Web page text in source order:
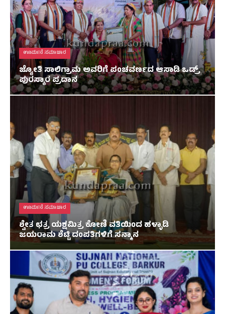
ಊರ್ಮನೆ ಸಮಾಚಾರ
ಜ್ಯೋತಿ ಸಾಲಿಗ್ರಾಮ ಅವರಿಗೆ ಪಂಚವರ್ಣದ ಆಸಾಡಿ ಒಡ್ರ್
ಪುರಸ್ಕಾರ ಪ್ರದಾನ
ಊರ್ಮನೆ ಸಮಾಚಾರ
ಶ್ವೇತ ಛತ್ರ ಯಕ್ಷಮಿತ್ರ ಕೋಣಿ ವತಿಯಿಂದ ಹಳ್ಳಾಡಿ
ಜಯರಾಮ ಶೆಟ್ಟಿ ದಂಪತಿಗಳಿಗೆ ಸನ್ಮಾನ